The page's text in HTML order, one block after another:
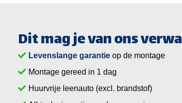
Dit mag je van ons
Levenslange garantie op de montage
Montage gereed in 1 dag
Huurvrije leenauto (excl. brandstof)